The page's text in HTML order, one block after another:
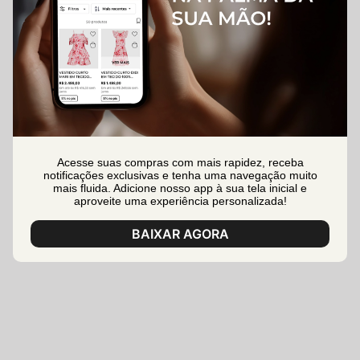
Acesse suas compras com mais rapidez, receba
notificações exclusivas e tenha uma navegação muito
mais fluida. Adicione nosso app à sua tela inicial e
aproveite uma experiência personalizada!
BAIXAR AGORA